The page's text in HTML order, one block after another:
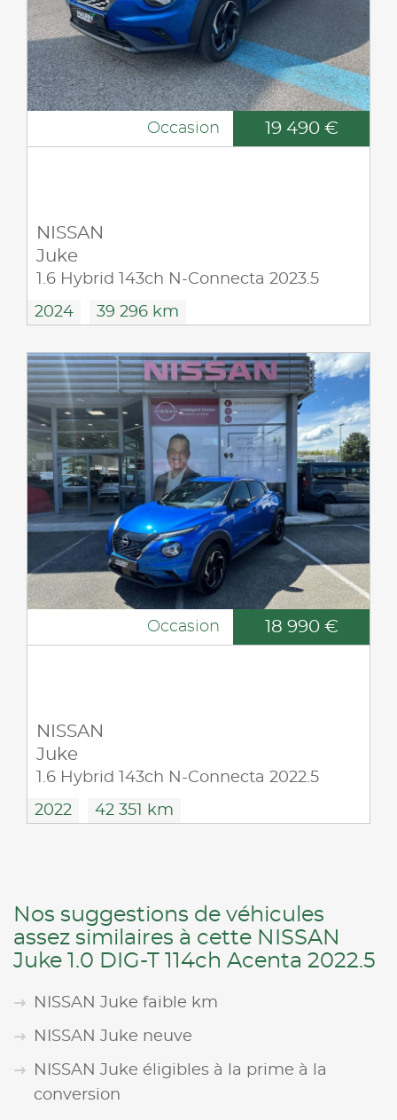
Occasion 19 490 €
NISSAN
Juke
1.6 Hybrid 143ch N-Connecta 2023.5
2024 39 296 km
Occasion 18 990 €
NISSAN
Juke
1.6 Hybrid 143ch N-Connecta 2022.5
2022 42 351 km
Nos suggestions de véhicules
assez similaires à cette NISSAN
Juke 1.0 DIG-T 114ch Acenta 2022.5
NISSAN Juke faible km
NISSAN Juke neuve
NISSAN Juke éligibles à la prime à la
conversion